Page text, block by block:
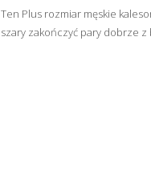
Ten Plus rozmiar męskie
szary zakończyć pary dobrze